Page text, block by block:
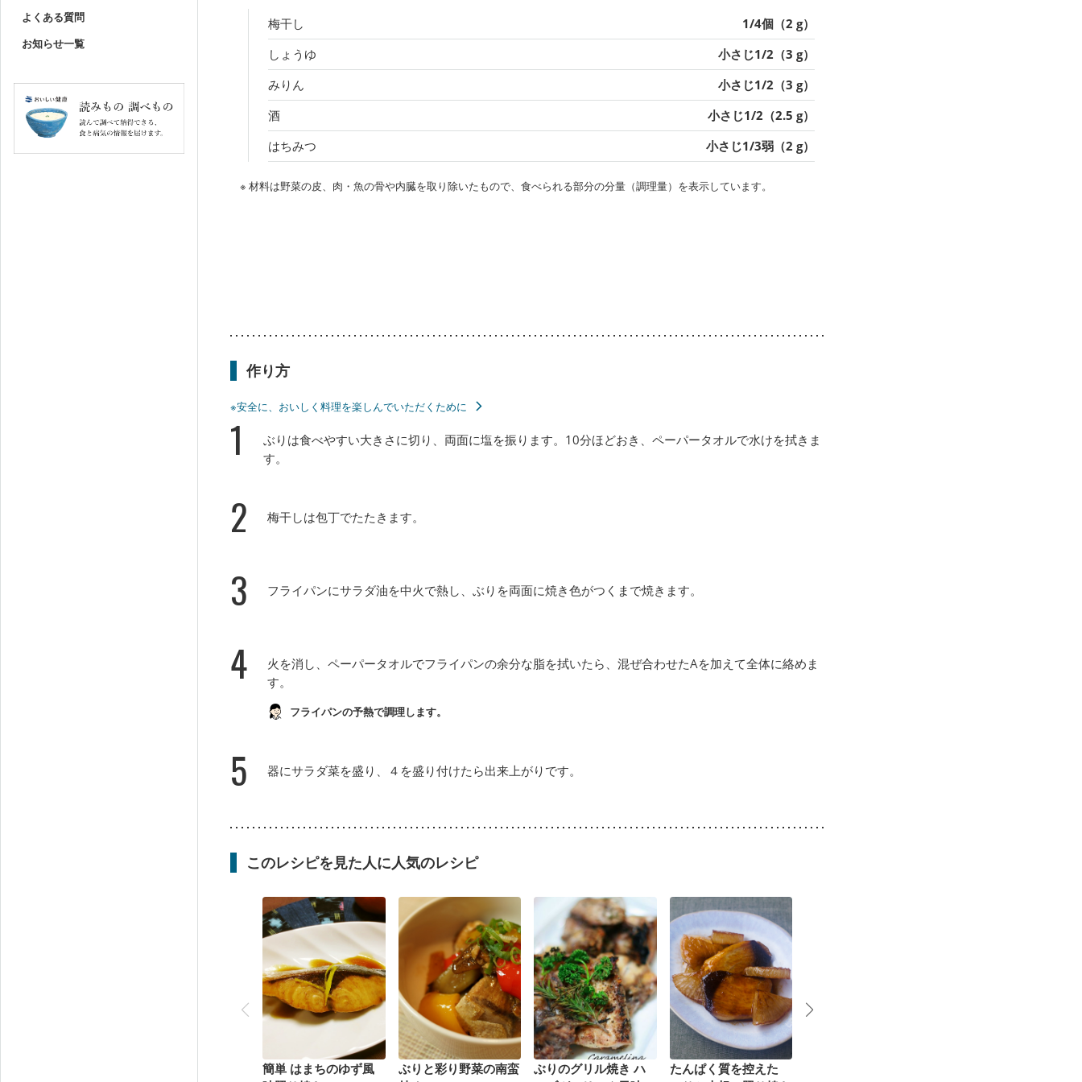
よくある質問
お知らせ一覧
梅干し
1/4個（2 g）
しょうゆ
小さじ1/2（3 g）
みりん
小さじ1/2（3 g）
酒
小さじ1/2（2.5 g）
はちみつ
小さじ1/3弱（2 g）
※ 材料は野菜の皮、肉・魚の骨や内臓を取り除いたもので、食べられる部分の分量（調理量）を表示しています。
作り方
※安全に、おいしく料理を楽しんでいただくために
1
ぶりは食べやすい大きさに切り、両面に塩を振ります。10分ほどおき、ペーパータオルで水けを拭きま
す。
2 梅干しは包丁でたたきます。
3 フライパンにサラダ油を中火で熱し、ぶりを両面に焼き色がつくまで焼きます。
4
火を消し、ペーパータオルでフライパンの余分な脂を拭いたら、混ぜ合わせたAを加えて全体に絡めま
す。
フライパンの予熱で調理します。
5 器にサラダ菜を盛り、４を盛り付けたら出来上がりです。
このレシピを見た人に人気のレシピ
簡単 はまちのゆず風
ぶりと彩り野菜の南蛮
ぶりのグリル焼き ハ
たんぱく質を控えた